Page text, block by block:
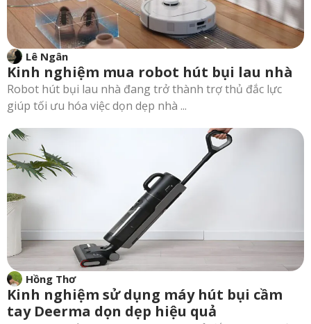
Lê Ngân
Kinh nghiệm mua robot hút bụi lau nhà
Robot hút bụi lau nhà đang trở thành trợ thủ đắc lực
giúp tối ưu hóa việc dọn dẹp nhà ...
Hồng Thơ
Kinh nghiệm sử dụng máy hút bụi cầm
tay Deerma dọn dẹp hiệu quả